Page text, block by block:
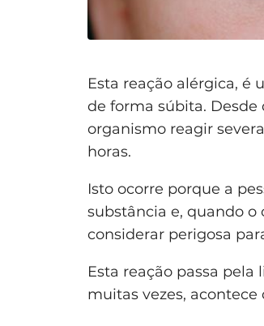
Esta reação alérgica, é
de forma súbita. Desde
organismo reagir
horas.
Isto ocorre porque a
substância e, quando o
considerar perigosa
Esta reação passa
muitas vezes,